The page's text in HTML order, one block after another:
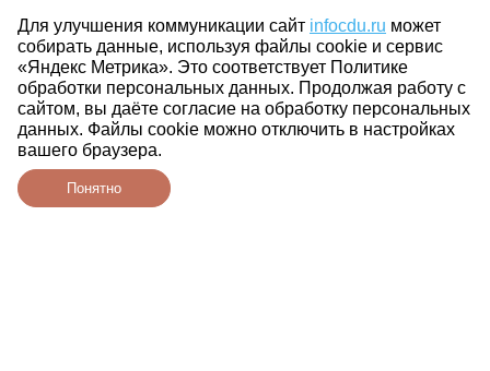
Для улучшения коммуникации сайт infocdu.ru может
собирать данные, используя файлы cookie и сервис
«Яндекс Метрика». Это соответствует Политике
обработки персональных данных. Продолжая работу с
сайтом, вы даёте согласие на обработку персональных
данных. Файлы cookie можно отключить в настройках
вашего браузера.
Понятно